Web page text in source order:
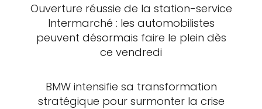
Ouverture réussie de la station-service
Intermarché : les automobilistes
peuvent désormais faire le plein dès
ce vendredi
BMW intensifie sa transformation
stratégique pour surmonter la crise